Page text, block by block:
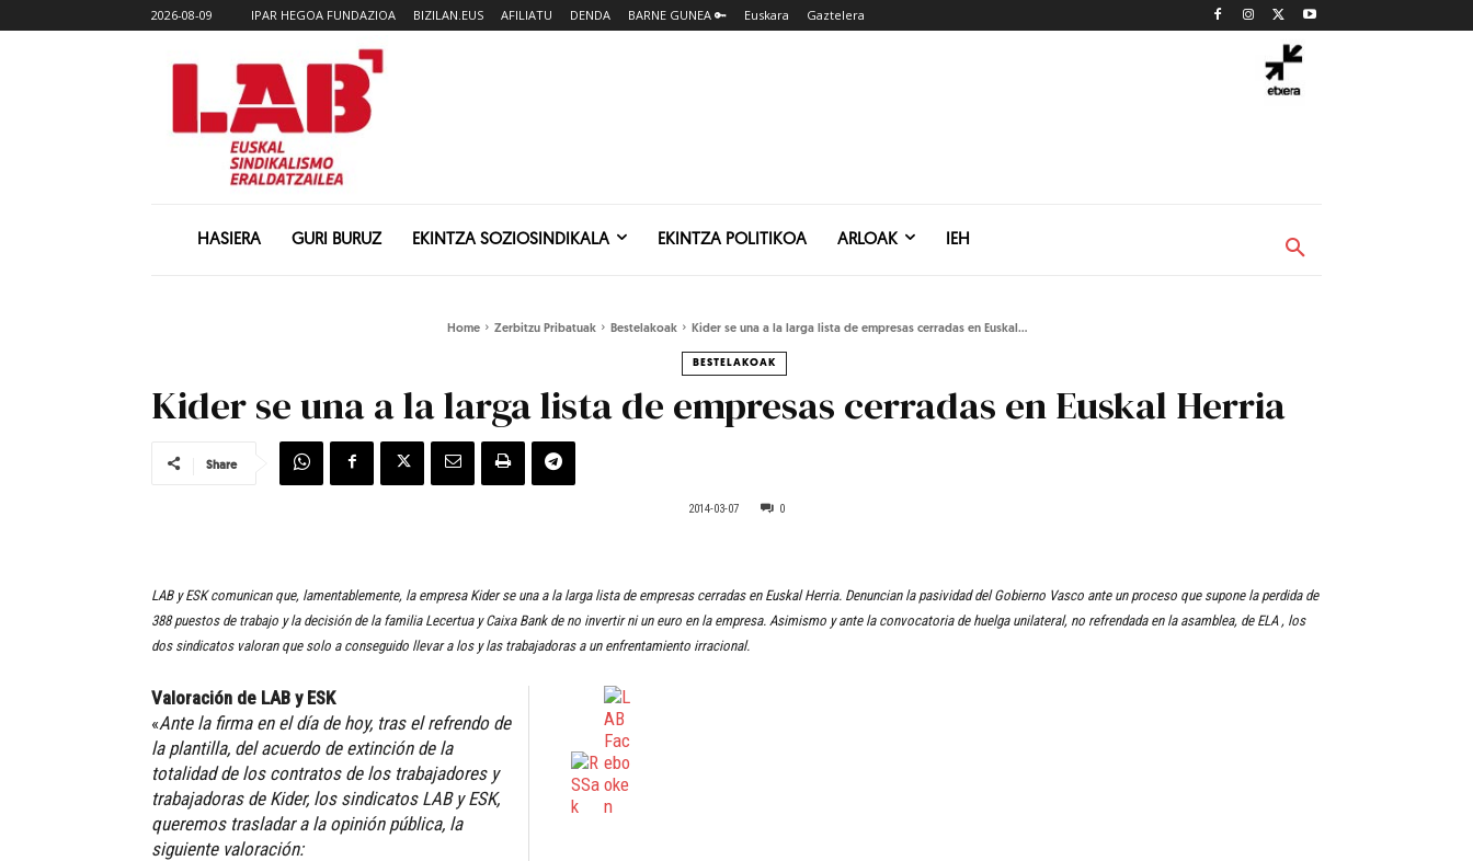
2026-08-09 IPAR HEGOA FUNDAZIOA BIZILAN.EUS AFILIATU DENDA BARNE GUNEA 🔑 Euskara Gaztelera
HASIERA GURI BURUZ EKINTZA SOZIOSINDIKALA EKINTZA POLITIKOA ARLOAK IEH
Home Zerbitzu Pribatuak Bestelakoak Kider se una a la larga lista de empresas cerradas en Euskal...
BESTELAKOAK
Kider se una a la larga lista de empresas cerradas en Euskal Herria
Share
2014-03-07 0
LAB y ESK comunican que, lamentablemente, la empresa Kider se una a la larga lista de empresas cerradas en Euskal Herria. Denuncian la pasividad del Gobierno Vasco ante un proceso que supone la perdida de
388 puestos de trabajo y la decisión de la familia Lecertua y Caixa Bank de no invertir ni un euro en la empresa. Asimismo y ante la convocatoria de huelga unilateral, no refrendada en la asamblea, de ELA , los
dos sindicatos valoran que solo a conseguido llevar a los y las trabajadoras a un enfrentamiento irracional.
Valoración de LAB y ESK
«Ante la firma en el día de hoy, tras el refrendo de
la plantilla, del acuerdo de extinción de la
totalidad de los contratos de los trabajadores y
trabajadoras de Kider, los sindicatos LAB y ESK,
queremos trasladar a la opinión pública, la
siguiente valoración: